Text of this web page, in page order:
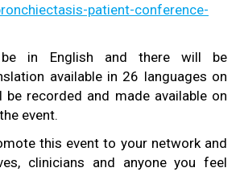
patient-conference-
in English and there will be
available in 26 languages on
be recorded and made available on
event.
this event to your network and
clinicians and anyone you feel